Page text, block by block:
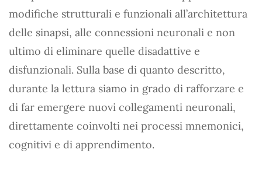
modifiche strutturali e funzionali all’architettura
delle sinapsi, alle connessioni neuronali e non
ultimo di eliminare quelle disadattive e
disfunzionali. Sulla base di quanto descritto,
durante la lettura siamo in grado di rafforzare e
di far emergere nuovi collegamenti neuronali,
direttamente coinvolti nei processi mnemonici,
cognitivi e di apprendimento.